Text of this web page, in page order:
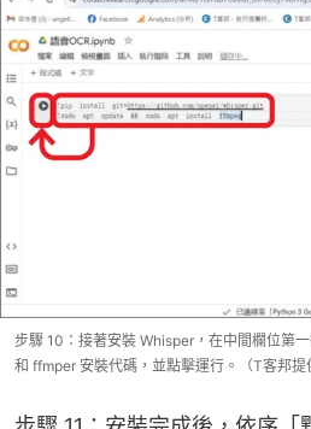
步驟 10：接著安裝 Whisper，在中間欄位第
和 ffmper 安裝代碼，並點擊運行。（T客邦提